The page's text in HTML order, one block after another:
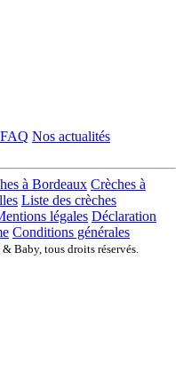
FAQ Nos actualités
à Bordeaux Crèches à
Liste des crèches
légales Déclaration
Conditions générales
Baby, tous droits réservés.